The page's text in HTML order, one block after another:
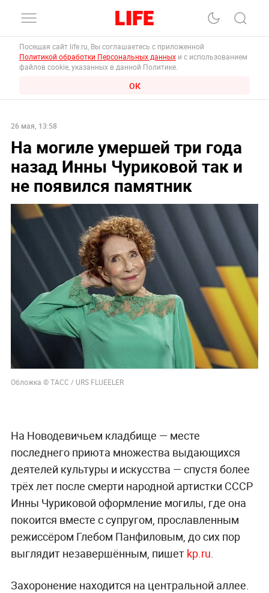
Посещая сайт life.ru, Вы соглашаетесь с приложенной
Политикой обработки Персональных данных и с использованием
файлов cookie, указанных в данной Политике.
ОК
26 мая, 13:58
На могиле умершей три года
назад Инны Чуриковой так и
не появился памятник
Обложка © ТАСС / URS FLUEELER
На Новодевичьем кладбище — месте
последнего приюта множества выдающихся
деятелей культуры и искусства — спустя более
трёх лет после смерти народной артистки СССР
Инны Чуриковой оформление могилы, где она
покоится вместе с супругом, прославленным
режиссёром Глебом Панфиловым, до сих пор
выглядит незавершённым, пишет kp.ru.
Захоронение находится на центральной аллее.